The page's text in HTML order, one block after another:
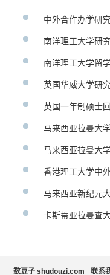
中外合作办学研
南洋理工大学研
南洋理工大学留
英国华威大学研
英国一年制硕士
马来西亚拉曼大
马来西亚拉曼大
香港理工大学中
马来西亚新纪元
卡斯蒂亚拉曼查
数豆子 shudouzi.com 联系